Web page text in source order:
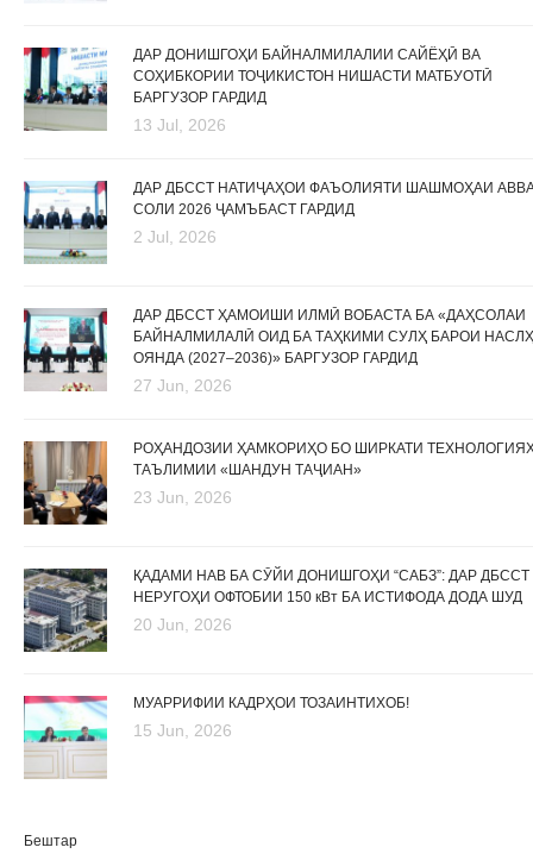
ДАР ДОНИШГОҲИ БАЙНАЛМИЛАЛИИ САЙЁҲӢ ВА
СОҲИБКОРИИ ТОҶИКИСТОН НИШАСТИ МАТБУОТӢ
БАРГУЗОР ГАРДИД
13 Jul, 2026
ДАР ДБССТ НАТИҶАҲОИ ФАЪОЛИЯТИ ШАШМОҲАИ
СОЛИ 2026 ҶАМЪБАСТ ГАРДИД
2 Jul, 2026
ДАР ДБССТ ҲАМОИШИ ИЛМӢ ВОБАСТА БА «ДАҲСОЛАИ
БАЙНАЛМИЛАЛӢ ОИД БА ТАҲКИМИ СУЛҲ БАРОИ
ОЯНДА (2027–2036)» БАРГУЗОР ГАРДИД
27 Jun, 2026
РОҲАНДОЗИИ ҲАМКОРИҲО БО ШИРКАТИ
ТАЪЛИМИИ «ШАНДУН ТАҶИАН»
23 Jun, 2026
ҚАДАМИ НАВ БА СӮЙИ ДОНИШГОҲИ “САБЗ”: ДАР ДБССТ
НЕРУГОҲИ ОФТОБИИ 150 кВт БА ИСТИФОДА ДОДА ШУД
20 Jun, 2026
МУАРРИФИИ КАДРҲОИ ТОЗАИНТИХОБ!
15 Jun, 2026
Бештар